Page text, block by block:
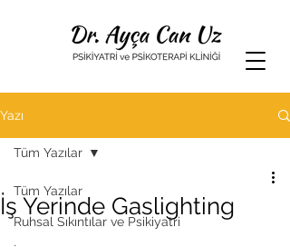
Yazı
Tüm Yazılar
Ruhsal Sıkıntılar ve Psikiyatri
Tüm Yazılar
İş Yerinde Gaslighting